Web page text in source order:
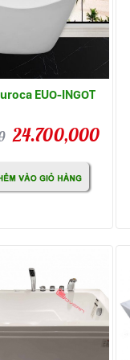
EUO-INGOT
24.700,000